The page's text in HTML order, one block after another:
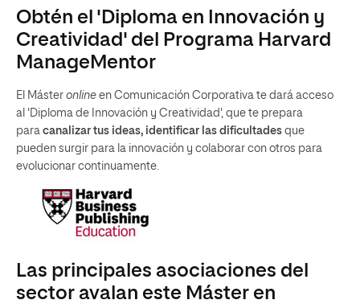
Obtén el 'Diploma en Innovación y
Creatividad' del Programa Harvard
ManageMentor
El Máster online en Comunicación Corporativa te dará acceso
al 'Diploma de Innovación y Creatividad', que te prepara
para canalizar tus ideas, identificar las dificultades que
pueden surgir para la innovación y colaborar con otros para
evolucionar continuamente.
Las principales asociaciones del
sector avalan este Máster en